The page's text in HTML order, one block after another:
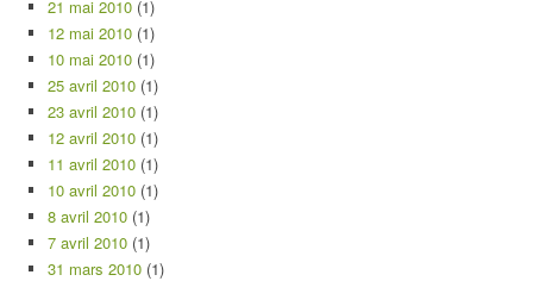
21 mai 2010 (1)
12 mai 2010 (1)
10 mai 2010 (1)
25 avril 2010 (1)
23 avril 2010 (1)
12 avril 2010 (1)
11 avril 2010 (1)
10 avril 2010 (1)
8 avril 2010 (1)
7 avril 2010 (1)
31 mars 2010 (1)